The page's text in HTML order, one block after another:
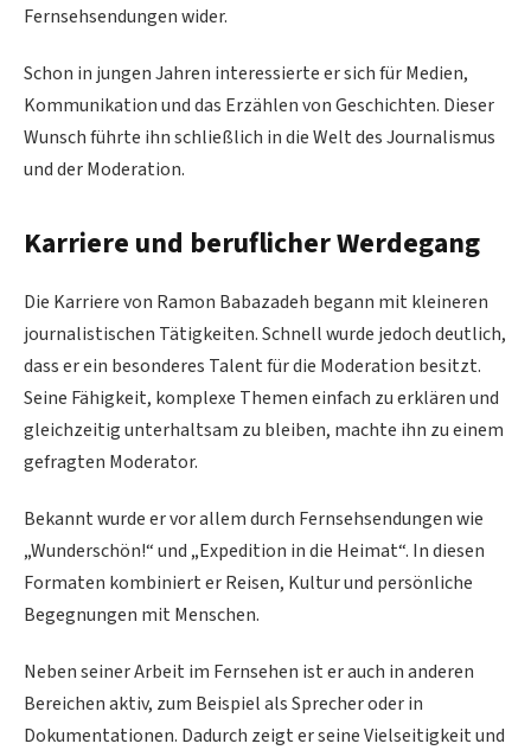
Fernsehsendungen wider.
Schon in jungen Jahren interessierte er sich für Medien,
Kommunikation und das Erzählen von Geschichten. Dieser
Wunsch führte ihn schließlich in die Welt des Journalismus
und der Moderation.
Karriere und beruflicher Werdegang
Die Karriere von Ramon Babazadeh begann mit kleineren
journalistischen Tätigkeiten. Schnell wurde jedoch deutlich,
dass er ein besonderes Talent für die Moderation besitzt.
Seine Fähigkeit, komplexe Themen einfach zu erklären und
gleichzeitig unterhaltsam zu bleiben, machte ihn zu einem
gefragten Moderator.
Bekannt wurde er vor allem durch Fernsehsendungen wie
„Wunderschön!“ und „Expedition in die Heimat“. In diesen
Formaten kombiniert er Reisen, Kultur und persönliche
Begegnungen mit Menschen.
Neben seiner Arbeit im Fernsehen ist er auch in anderen
Bereichen aktiv, zum Beispiel als Sprecher oder in
Dokumentationen. Dadurch zeigt er seine Vielseitigkeit und